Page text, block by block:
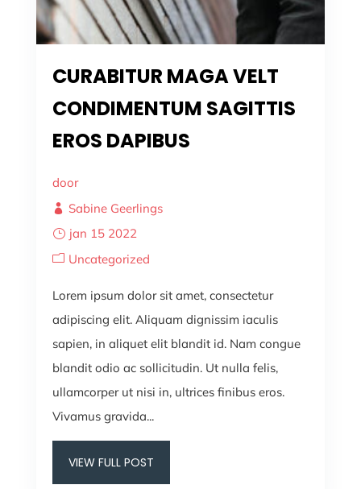
CURABITUR MAGA VELT
CONDIMENTUM SAGITTIS
EROS DAPIBUS
door
Sabine Geerlings
jan 15 2022
Uncategorized
Lorem ipsum dolor sit amet, consectetur
adipiscing elit. Aliquam dignissim iaculis
sapien, in aliquet elit blandit id. Nam congue
blandit odio ac sollicitudin. Ut nulla felis,
ullamcorper ut nisi in, ultrices finibus eros.
Vivamus gravida...
VIEW FULL POST